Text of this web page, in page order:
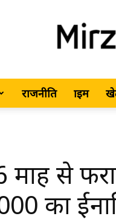
राजनीति क्राइम
माह से
का